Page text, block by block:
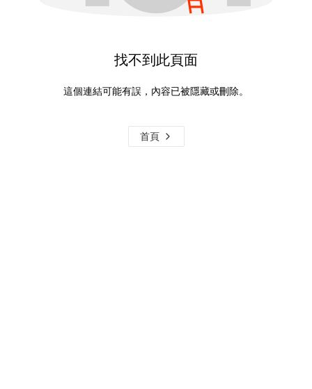
找不到此頁面
這個連結可能有誤，內容已被隱藏或刪除。
首頁